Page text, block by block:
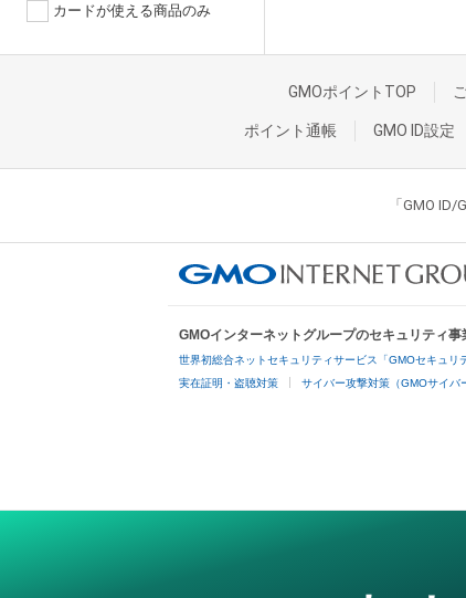
カードが使える商品のみ
GMOポイントTOP
ポイント通帳 GMO ID設定
「GMO
GMOインターネットグループのセキュリティ事
世界初総合ネットセキュリティサービス「GMOセキュリ
実在証明・盗聴対策 サイバー攻撃対策（GMOサイバ